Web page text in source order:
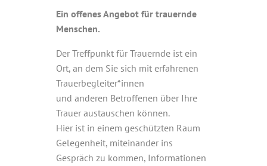
Ein offenes Angebot für trauernde
Menschen.
Der Treffpunkt für Trauernde ist ein
Ort, an dem Sie sich mit erfahrenen
Trauerbegleiter*innen
und anderen Betroffenen über Ihre
Trauer austauschen können.
Hier ist in einem geschützten Raum
Gelegenheit, miteinander ins
Gespräch zu kommen, Informationen